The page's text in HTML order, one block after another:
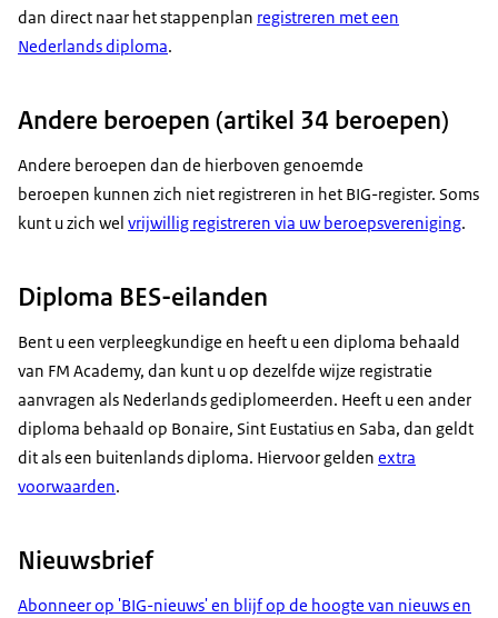
dan direct naar het stappenplan registreren met een
Nederlands diploma.
Andere beroepen (artikel 34 beroepen)
Andere beroepen dan de hierboven genoemde
beroepen kunnen zich niet registreren in het BIG-register. Soms
kunt u zich wel vrijwillig registreren via uw beroepsvereniging.
Diploma BES-eilanden
Bent u een verpleegkundige en heeft u een diploma behaald
van FM Academy, dan kunt u op dezelfde wijze registratie
aanvragen als Nederlands gediplomeerden. Heeft u een ander
diploma behaald op Bonaire, Sint Eustatius en Saba, dan geldt
dit als een buitenlands diploma. Hiervoor gelden extra
voorwaarden.
Nieuwsbrief
Abonneer op 'BIG-nieuws' en blijf op de hoogte van nieuws en